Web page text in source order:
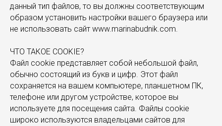
данный тип файлов, то вы должны соответствующим
образом установить настройки вашего браузера или
не использовать сайт www.marinabudnik.com.
ЧТО ТАКОЕ COOKIE?
Файл cookie представляет собой небольшой файл,
обычно состоящий из букв и цифр. Этот файл
сохраняется на вашем компьютере, планшетном ПК,
телефоне или другом устройстве, которое вы
используете для посещения сайта. Файлы cookie
широко используются владельцами сайтов для